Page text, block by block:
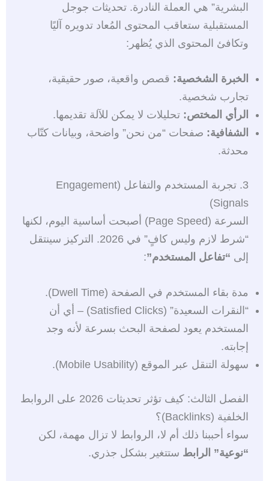
البشرية” هي العملة النادرة. تحديثات جوجل
المستقبلية ستعاقب المحتوى المُعاد تدويره آليًا
وتكافئ المحتوى الذي يُظهر:
الخبرة الشخصية: قصص واقعية، صور حقيقية،
تجارب شخصية.
الرأي المختص: تحليلات لا يمكن للآلة تقديمها.
الشفافية: صفحات “من نحن” واضحة، وبيانات كتّاب
محدثة.
3. تجربة المستخدم والتفاعل (Engagement
Signals)
السرعة (Page Speed) أصبحت أساسية اليوم، لكنها
“شرط لازم وليس كافٍ” في 2026. التركيز سينتقل
إلى “تفاعل المستخدم”:
مدة بقاء المستخدم في الصفحة (Dwell Time).
“النقرات السعيدة” (Satisfied Clicks) – أي أن
المستخدم يعود لصفحة البحث بسرعة لأنه وجد
إجابته.
سهولة التنقل عبر الموقع (Mobile Usability).
الفصل الثالث: كيف تؤثر تحديثات 2026 على الروابط
الخلفية (Backlinks)؟
سواء أحببنا ذلك أم لا، الروابط لا تزال مهمة، لكن
“نوعية” الرابط ستتغير بشكل جذري.